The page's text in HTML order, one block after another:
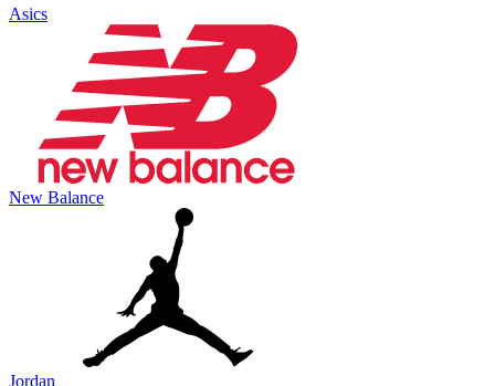
Asics
New Balance
Jordan